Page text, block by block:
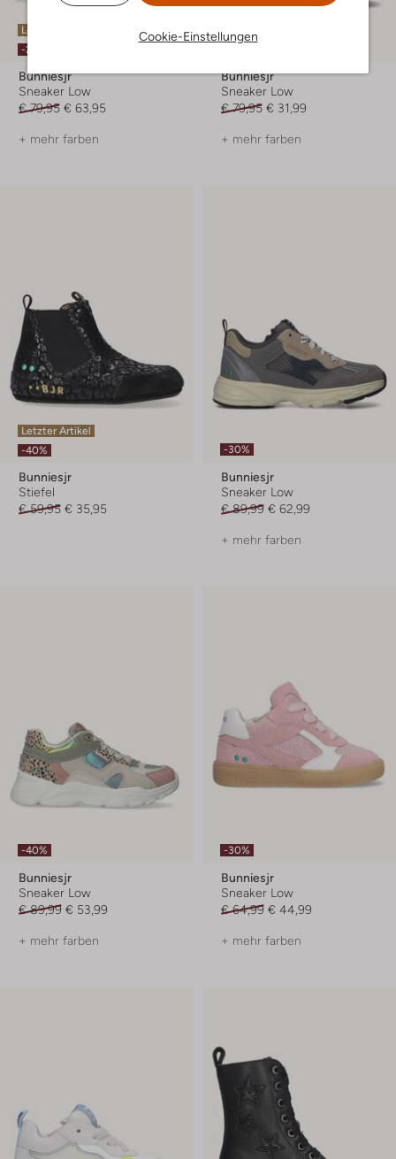
Cookie-Einstellungen
Letzter Artikel
-20%
Bunniesjr
Sneaker Low
€ 79,95 € 63,95
+ mehr farben
Bunniesjr
Sneaker Low
€ 79,95 € 31,99
+ mehr farben
Letzter Artikel
-40%
Bunniesjr
Stiefel
€ 59,95 € 35,95
-30%
Bunniesjr
Sneaker Low
€ 89,99 € 62,99
+ mehr farben
-40%
Bunniesjr
Sneaker Low
€ 89,99 € 53,99
+ mehr farben
-30%
Bunniesjr
Sneaker Low
€ 64,99 € 44,99
+ mehr farben